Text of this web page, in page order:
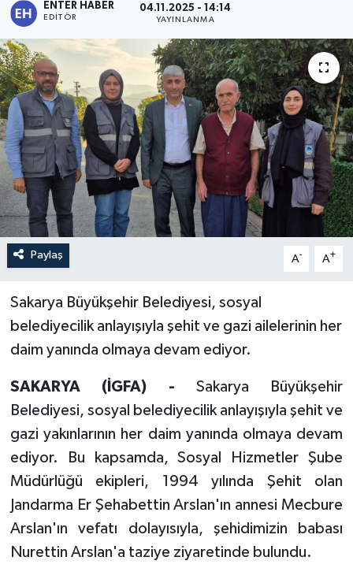
ENTER HABER
EDITÖR
04.11.2025 - 14:14
YAYINLANMA
Paylaş A- A+
Sakarya Büyükşehir Belediyesi, sosyal
belediyecilik anlayışıyla şehit ve gazi ailelerinin her
daim yanında olmaya devam ediyor.
SAKARYA (İGFA) - Sakarya Büyükşehir
Belediyesi, sosyal belediyecilik anlayışıyla şehit ve
gazi yakınlarının her daim yanında olmaya devam
ediyor. Bu kapsamda, Sosyal Hizmetler Şube
Müdürlüğü ekipleri, 1994 yılında Şehit olan
Jandarma Er Şehabettin Arslan'ın annesi Mecbure
Arslan'ın vefatı dolayısıyla, şehidimizin babası
Nurettin Arslan'a taziye ziyaretinde bulundu.